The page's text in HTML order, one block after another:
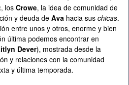
, los Crowe, la idea de comunidad de
y deuda deAva hacia sus chicas.
entre unos y otros, enorme y bien
última podemos encontrar en
Dever), mostrada desde la
y relaciones con la comunidad
y última temporada.